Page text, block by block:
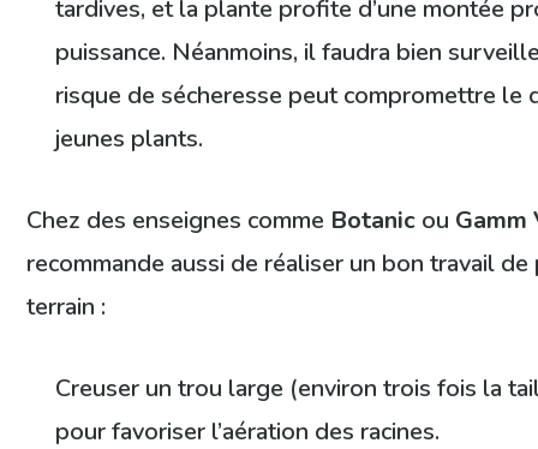
tardives, et la plante profite d’une montée
puissance. Néanmoins, il faudra bien
risque de sécheresse peut compromettre le
jeunes plants.
Chez des enseignes comme Botanic ou Gamm
recommande aussi de réaliser un bon travail
terrain :
Creuser un trou large (environ trois fois la
pour favoriser l’aération des racines.